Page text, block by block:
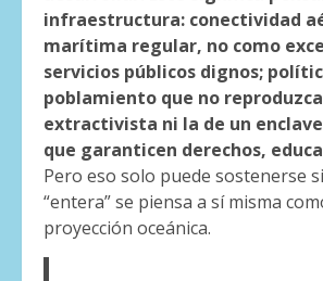
infraestructura: conectividad
marítima regular, no como
servicios públicos dignos;
poblamiento que no
extractivista ni la de un
que garanticen derechos,
Pero eso solo puede sostenerse
“entera” se piensa a sí misma
proyección oceánica.